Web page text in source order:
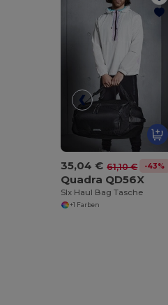
35,04 € 61,10 € -43%
Quadra QD56X
Slx Haul Bag Tasche
+1 Farben